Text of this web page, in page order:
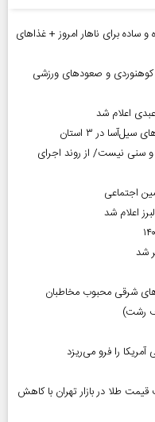
خوشمزه و ساده برای ناهار امروز + غذاهای
و صعودهای ورزشی
اعلام شد
سنی نیست/ از روند اجرای
اجتماعی
اعلام شد
شد
شرقی محبوب مخاطبان
رشت)
را فرو می‌ریزد
سکه امروز ۱۱ مرداد ۱۴۰۵ | افت قیمت طلا در بازار تهران با کاهش